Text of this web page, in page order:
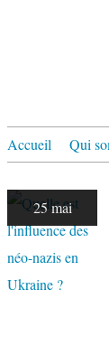
Accueil Qui
25 mai